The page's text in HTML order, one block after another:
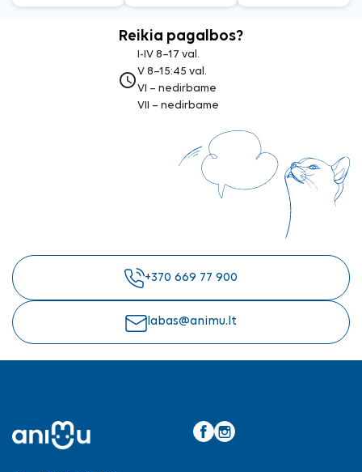
Reikia pagalbos?
access_time
I-IV 8–17 val.
V 8–15:45 val.
VI – nedirbame
VII – nedirbame
+370 669 77 900
labas@animu.lt